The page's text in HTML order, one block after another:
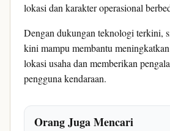
lokasi dan karakter operasional
Dengan dukungan teknologi terkini,
kini mampu membantu
lokasi usaha dan memberikan
pengguna kendaraan.
Orang Juga Mencari